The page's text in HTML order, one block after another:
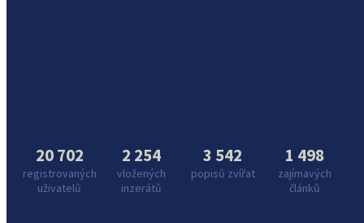
20 702
registrovaných
uživatelů
2 254
vložených
inzerátů
3 542
popisů zvířat
1 498
zajímavých
článků